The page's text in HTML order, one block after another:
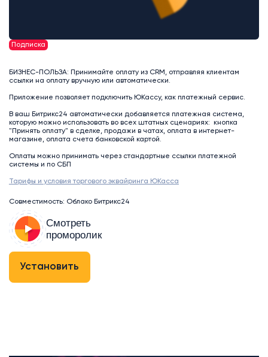
Подписка
БИЗНЕС-ПОЛЬЗА: Принимайте оплату из CRM, отправляя клиентам
ссылки на оплату вручную или автоматически.
Приложение позволяет подключить ЮКассу, как платежный сервис.
В ваш Битрикс24 автоматически добавляется платежная система,
которую можно использовать во всех штатных сценариях: кнопка
"Принять оплату" в сделке, продажи в чатах, оплата в интернет-
магазине, оплата счета банковской картой.
Оплаты можно принимать через стандартные ссылки платежной
системы и по СБП
Тарифы и условия торгового эквайринга ЮКасса
Совместимость: Облако Битрикс24
Смотреть
проморолик
Установить